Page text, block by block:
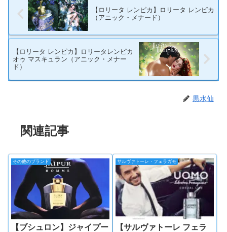
【ロリータ レンピカ】ロリータ レンピカ
（アニック・メナード）
【ロリータ レンピカ】ロリータレンピカ
オゥ マスキュラン（アニック・メナー
ド）
黒水仙
関連記事
その他のブランド
【ブシュロン】ジャイプー
サルヴァトーレ・フェラガモ
【サルヴァトーレ フェラ